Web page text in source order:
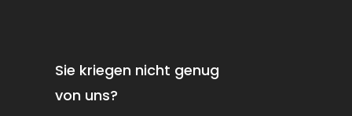
Sie kriegen nicht genug
von uns?